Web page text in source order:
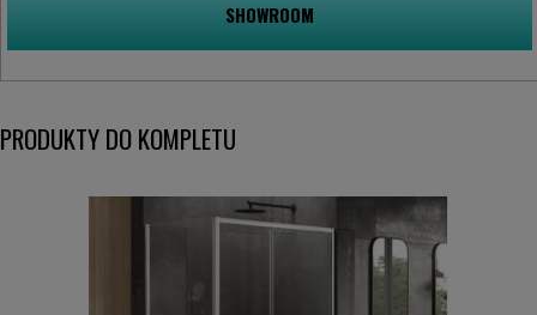
SHOWROOM
PRODUKTY DO KOMPLETU